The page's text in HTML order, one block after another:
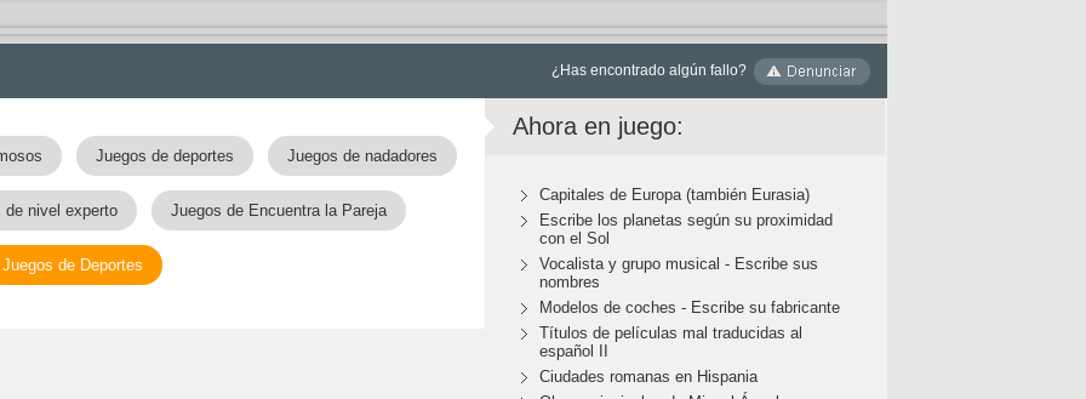
¿Has encontrado algún fallo?
Juegos de deportes Juegos de nadadores
de nivel experto Juegos de Encuentra la Pareja
Juegos de Deportes
Ahora en juego:
Capitales de Europa (también Eurasia)
Escribe los planetas según su proximidad
con el Sol
Vocalista y grupo musical - Escribe sus
nombres
Modelos de coches - Escribe su fabricante
Títulos de películas mal traducidas al
español II
Ciudades romanas en Hispania